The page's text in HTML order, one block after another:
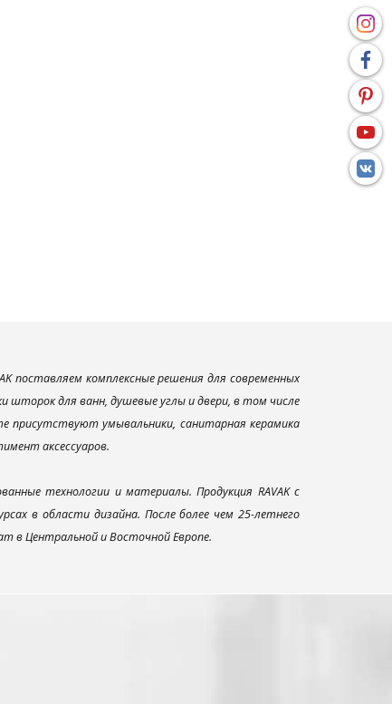
поставляем комплексные решения для современных
шторок для ванн, душевые углы и двери, в том числе
присутствуют умывальники, санитарная керамика
аксессуаров.
технологии и материалы. Продукция RAVAK с
в области дизайна. После более чем 25-летнего
в Центральной и Восточной Европе.